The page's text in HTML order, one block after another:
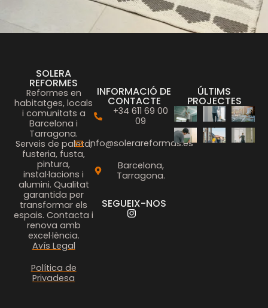
SOLERA
REFORMES
Reformes en
habitatges, locals
i comunitats a
Barcelona i
Tarragona.
Serveis de paleta,
fusteria, fusta,
pintura,
instal·lacions i
alumini. Qualitat
garantida per
transformar els
espais. Contacta i
renova amb
excel·lència.
Avís Legal
Política de
Privadesa
INFORMACIÓ DE
CONTACTE
+34 611 69 00
09
info@solerareformas.es
Barcelona,
Tarragona.
SEGUEIX-NOS
ÚLTIMS
PROJECTES